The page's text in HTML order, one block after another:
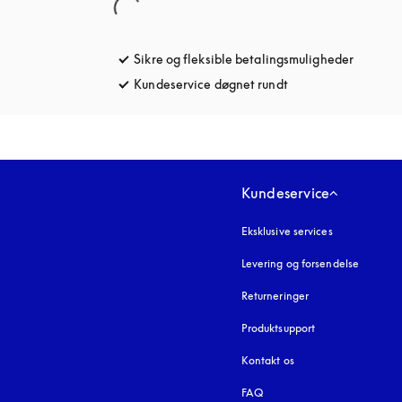
Sikre og fleksible betalingsmuligheder
Kundeservice døgnet rundtåbnes under en ny
Kundeservice
Eksklusive services
Levering og forsendelse
Returneringer
Produktsupport
Kontakt os
FAQ